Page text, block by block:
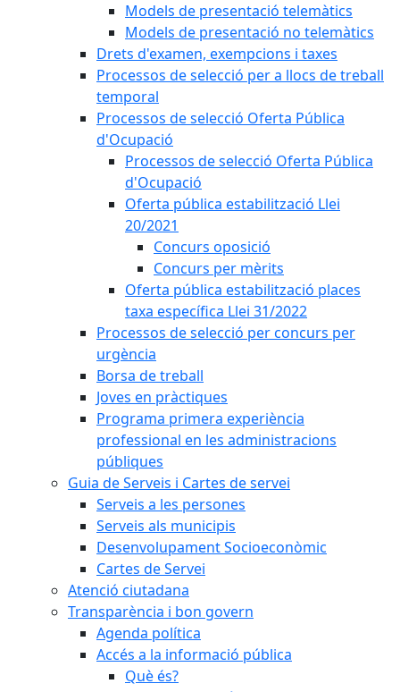
Models de presentació telemàtics
Models de presentació no telemàtics
Drets d'examen, exempcions i taxes
Processos de selecció per a llocs de treball
temporal
Processos de selecció Oferta Pública
d'Ocupació
Processos de selecció Oferta Pública
d'Ocupació
Oferta pública estabilització Llei
20/2021
Concurs oposició
Concurs per mèrits
Oferta pública estabilització places
taxa específica Llei 31/2022
Processos de selecció per concurs per
urgència
Borsa de treball
Joves en pràctiques
Programa primera experiència
professional en les administracions
públiques
Guia de Serveis i Cartes de servei
Serveis a les persones
Serveis als municipis
Desenvolupament Socioeconòmic
Cartes de Servei
Atenció ciutadana
Transparència i bon govern
Agenda política
Accés a la informació pública
Què és?